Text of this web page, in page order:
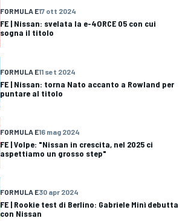
FORMULA E17 ott 2024
FE | Nissan: svelata la e-4ORCE 05 con cui
sogna il titolo
FORMULA E11 set 2024
FE | Nissan: torna Nato accanto a Rowland per
puntare al titolo
FORMULA E16 mag 2024
FE | Volpe: "Nissan in crescita, nel 2025 ci
aspettiamo un grosso step"
FORMULA E30 apr 2024
FE | Rookie test di Berlino: Gabriele Minì debutta
con Nissan